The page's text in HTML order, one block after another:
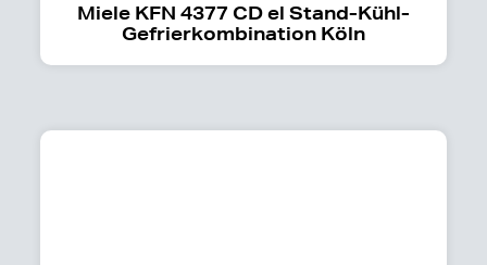
Miele KFN 4377 CD el Stand-Kühl-
Gefrierkombination Köln